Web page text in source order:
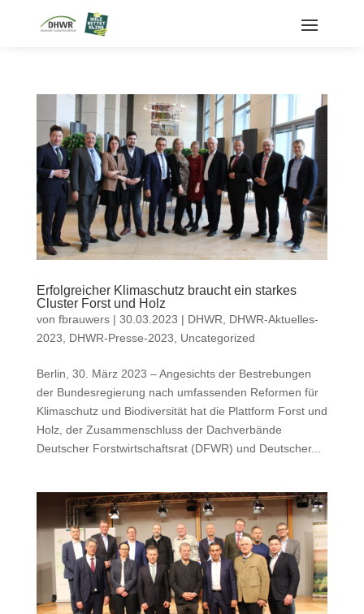
Erfolgreicher Klimaschutz braucht ein starkes
Cluster Forst und Holz
von fbrauwers| 30.03.2023 | DHWR
DHWR-Aktuelles-
2023
DHWR-Presse-2023 Uncategorized
Berlin, 30. März 2023 – Angesichts der Bestrebungen
der Bundesregierung nach umfassenden Reformen für
Klimaschutz und Biodiversität hat die Plattform Forst und
Holz, der Zusammenschluss der Dachverbände
Deutscher Forstwirtschaftsrat (DFWR) und Deutscher...